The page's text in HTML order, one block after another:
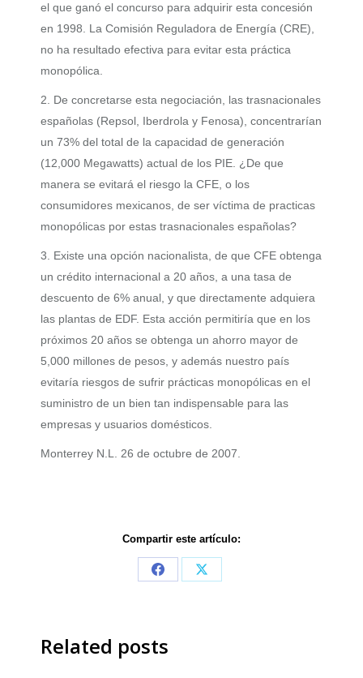
el que ganó el concurso para adquirir esta concesión
en 1998. La Comisión Reguladora de Energía (CRE),
no ha resultado efectiva para evitar esta práctica
monopólica.
2. De concretarse esta negociación, las trasnacionales
españolas (Repsol, Iberdrola y Fenosa), concentrarían
un 73% del total de la capacidad de generación
(12,000 Megawatts) actual de los PIE. ¿De que
manera se evitará el riesgo la CFE, o los
consumidores mexicanos, de ser víctima de practicas
monopólicas por estas trasnacionales españolas?
3. Existe una opción nacionalista, de que CFE obtenga
un crédito internacional a 20 años, a una tasa de
descuento de 6% anual, y que directamente adquiera
las plantas de EDF. Esta acción permitiría que en los
próximos 20 años se obtenga un ahorro mayor de
5,000 millones de pesos, y además nuestro país
evitaría riesgos de sufrir prácticas monopólicas en el
suministro de un bien tan indispensable para las
empresas y usuarios domésticos.
Monterrey N.L. 26 de octubre de 2007.
Compartir este artículo:
Share
Share
Related posts